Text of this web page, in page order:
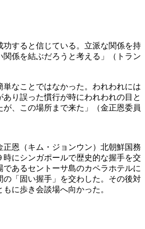
功すると信じている。立派な関係を持
関係を結ぶだろうと考える」（トラン
単なことではなかった。われわれには
あり誤った慣行が時にわれわれの目と
、この場所まで来た」（金正恩委員
正恩（キム・ジョンウン）北朝鮮国務
時にシンガポールで歴史的な握手を交
であるセントーサ島のカペラホテルに
の「固い握手」を交わした。その後対
に歩き会談場へ向かった。